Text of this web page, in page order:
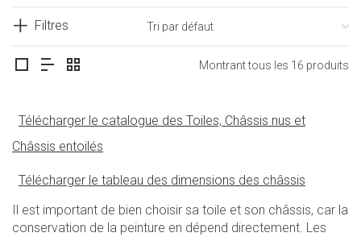
Filtres
Montrant tous les 16 produits
Télécharger le catalogue des Toiles, Châssis nus et
Châssis entoilés
Télécharger le tableau des dimensions des châssis
Il est important de bien choisir sa toile et son châssis, car la
conservation de la peinture en dépend directement. Les